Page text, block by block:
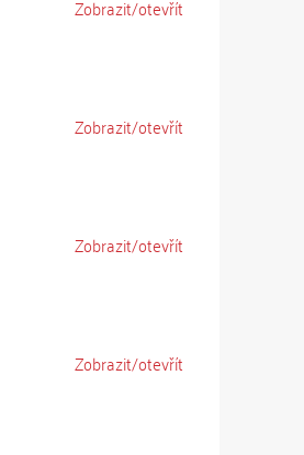
Zobrazit/otevřít
Zobrazit/otevřít
Zobrazit/otevřít
Zobrazit/otevřít